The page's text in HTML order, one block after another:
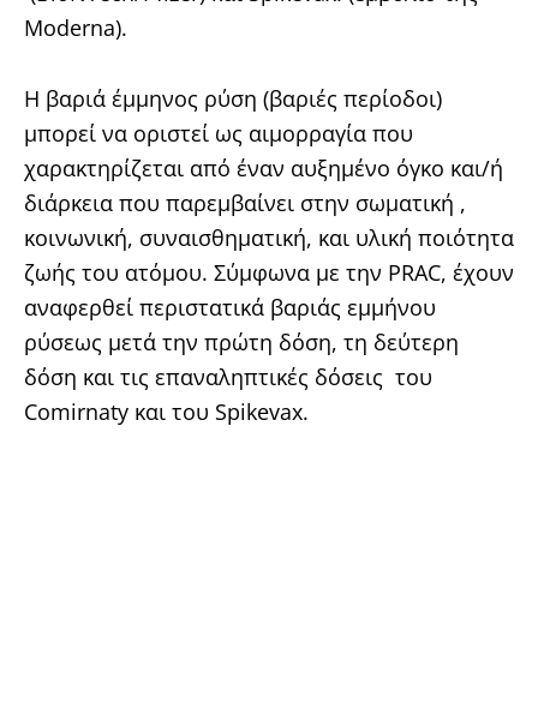
Moderna).
Η βαριά έμμηνος ρύση (βαριές περίοδοι)
μπορεί να οριστεί ως αιμορραγία που
χαρακτηρίζεται από έναν αυξημένο όγκο και/ή
διάρκεια που παρεμβαίνει στην σωματική ,
κοινωνική, συναισθηματική, και υλική ποιότητα
ζωής του ατόμου. Σύμφωνα με την PRAC, έχουν
αναφερθεί περιστατικά βαριάς εμμήνου
ρύσεως μετά την πρώτη δόση, τη δεύτερη
δόση και τις επαναληπτικές δόσεις του
Comirnaty και του Spikevax.